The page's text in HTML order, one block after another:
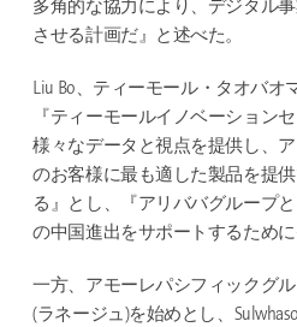
多角的な協力により、デジタル
させる計画だ』と述べた。
Liu Bo、ティーモール・タオバオ
『ティーモールイノベーション
様々なデータと視点を提供し、
のお客様に最も適した製品を提
る』とし、『アリババグループ
の中国進出をサポートするため
一方、アモーレパシフィックグル
(ラネージュ)を始めとし、